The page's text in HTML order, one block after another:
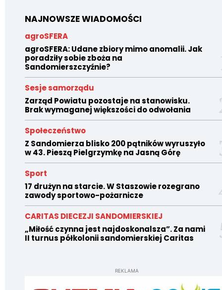
NAJNOWSZE WIADOMOŚCI
agroSFERA
agroSFERA: Udane zbiory mimo anomalii. Jak
poradziły sobie zboża na
Sandomierszczyźnie?
Sesje samorządu
Zarząd Powiatu pozostaje na stanowisku.
Brak wymaganej większości do odwołania
Społeczeństwo
Z Sandomierza blisko 200 pątników wyruszyło
w 43. Pieszą Pielgrzymkę na Jasną Górę
Sport
17 drużyn na starcie. W Staszowie rozegrano
zawody sportowo-pożarnicze
CARITAS DIECEZJI SANDOMIERSKIEJ
„Miłość czynna jest najdoskonalsza”. Za nami
II turnus półkolonii sandomierskiej Caritas
REKLAMA